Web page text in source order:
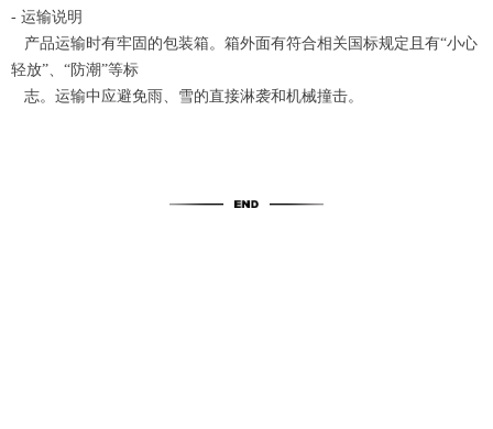
- 运输说明
产品运输时有牢固的包装箱。箱外面有符合相关国标规定且有“小心
轻放”、“防潮”等标
志。运输中应避免雨、雪的直接淋袭和机械撞击。